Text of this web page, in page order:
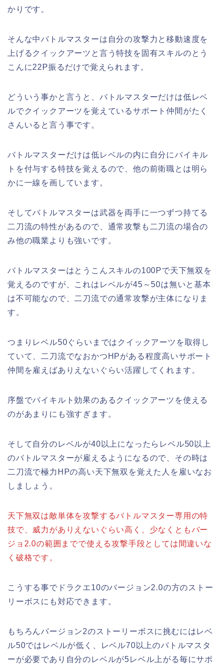
かりです。
そんな中バトルマスターは自分の攻撃力と移動速度を
上げるクイックアーツと言う特技を固有スキルのとう
こんに22P振るだけで覚えられます。
どういう事かと言うと、バトルマスターだけは低レベ
ルでクイックアーツを覚えているサポート仲間がたく
さんいると言う事です。
バトルマスターだけは低レベルの内に自分にバイキル
トを付与する特技を覚えるので、他の前衛職とは明ら
かに一線を画しています。
そしてバトルマスターは武器を両手に一つずつ持てる
二刀流の特性があるので、通常攻撃も二刀流の場合の
み他の職業よりも強いです。
バトルマスターはとうこんスキルの100Pで天下無双を
覚えるのですが、これはレベルが45～50は無いと基本
は不可能なので、二刀流での通常攻撃が主体になりま
す。
つまりレベル50ぐらいまではクイックアーツを取得し
ていて、二刀流でなおかつHPがある程度高いサポート
仲間を雇えばありえないぐらい活躍してくれます。
序盤でバイキルト効果のあるクイックアーツを使える
のがあまりにも強すぎます。
そして自分のレベルが40以上になったらレベル50以上
のバトルマスターが雇えるようになるので、その時は
二刀流で極力HPの高い天下無双を覚えた人を雇いなお
しましょう。
天下無双は敵単体を攻撃するバトルマスター専用の特
技で、威力がありえないぐらい高く、少なくともバー
ジョ2.0の範囲までで使える攻撃手段としては間違いな
く破格です。
こうする事でドラクエ10のバージョン2.0の方のストー
リーボスにも対応できます。
もちろんバージョン2のストーリーボスに挑むにはレベ
ル50ではレベルが低く、レベル70以上のバトルマスタ
ーが必要であり自分のレベルが5レベル上がる毎にサポ